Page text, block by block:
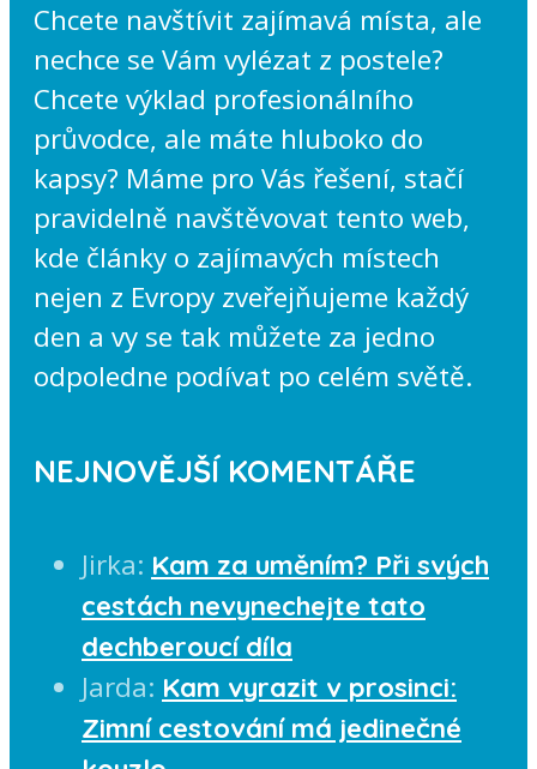
Chcete navštívit zajímavá místa, ale
nechce se Vám vylézat z postele?
Chcete výklad profesionálního
průvodce, ale máte hluboko do
kapsy? Máme pro Vás řešení, stačí
pravidelně navštěvovat tento web,
kde články o zajímavých místech
nejen z Evropy zveřejňujeme každý
den a vy se tak můžete za jedno
odpoledne podívat po celém světě.
NEJNOVĚJŠÍ KOMENTÁŘE
Jirka: Kam za uměním? Při svých
cestách nevynechejte tato
dechberoucí díla
Jarda: Kam vyrazit v prosinci:
Zimní cestování má jedinečné